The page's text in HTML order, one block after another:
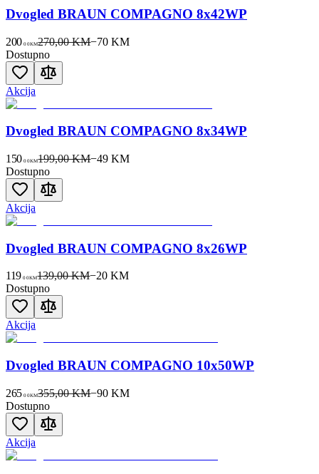
Dvogled BRAUN COMPAGNO 8x42WP
200 00KM270,00 KM−70 KM
Dostupno
Akcija
Dvogled BRAUN COMPAGNO 8x34WP
150 00KM199,00 KM−49 KM
Dostupno
Akcija
Dvogled BRAUN COMPAGNO 8x26WP
119 00KM139,00 KM−20 KM
Dostupno
Akcija
Dvogled BRAUN COMPAGNO 10x50WP
265 00KM355,00 KM−90 KM
Dostupno
Akcija